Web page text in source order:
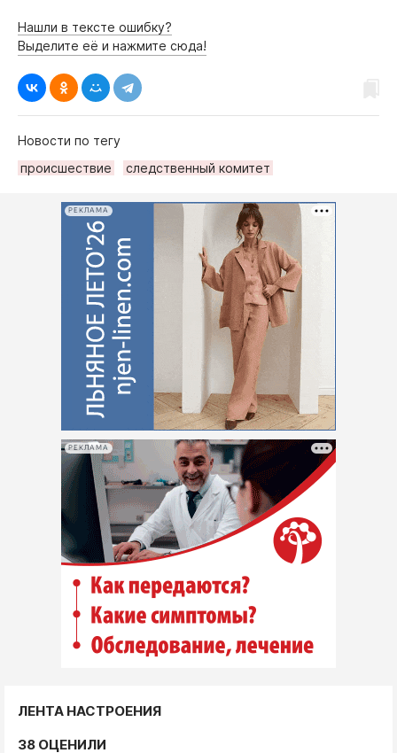
Нашли в тексте ошибку?
Выделите её и нажмите сюда!
Новости по тегу
происшествие
следственный комитет
РЕКЛАМА
РЕКЛАМА
ЛЕНТА НАСТРОЕНИЯ
38 ОЦЕНИЛИ